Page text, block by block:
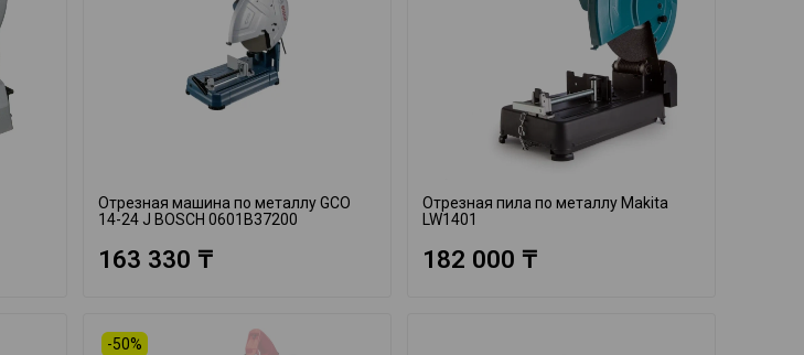
Отрезная машина по металлу GCO
14-24 J BOSCH 0601B37200
163 330 ₸
Отрезная пила по металлу Makita
LW1401
182 000 ₸
-50%